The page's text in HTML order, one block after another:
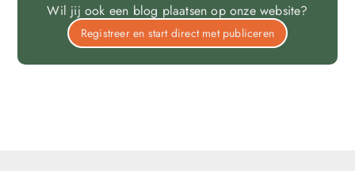
Wil jij ook een blog plaatsen op onze website?
Registreer en start direct met publiceren